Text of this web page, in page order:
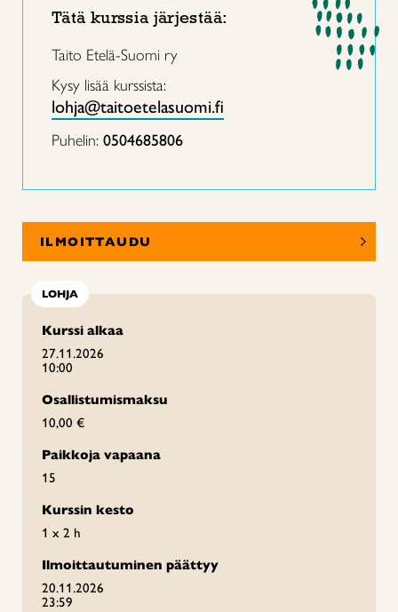
Tätä kurssia järjestää:
Taito Etelä-Suomi ry
Kysy lisää kurssista:
lohja@taitoetelasuomi.fi
Puhelin: 0504685806
ILMOITTAUDU
LOHJA
Kurssi alkaa
27.11.2026
10:00
Osallistumismaksu
10,00 €
Paikkoja vapaana
15
Kurssin kesto
1 x 2 h
Ilmoittautuminen päättyy
20.11.2026
23:59